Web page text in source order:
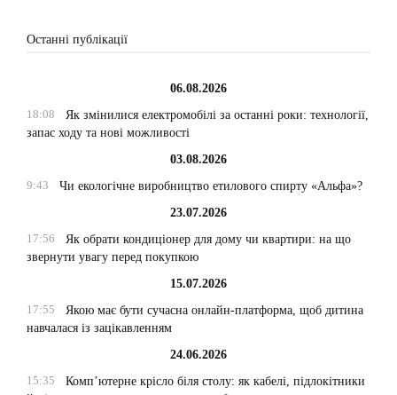
Останні публікації
06.08.2026
18:08
Як змінилися електромобілі за останні роки: технології,
запас ходу та нові можливості
03.08.2026
9:43
Чи екологічне виробництво етилового спирту «Альфа»?
23.07.2026
17:56
Як обрати кондиціонер для дому чи квартири: на що
звернути увагу перед покупкою
15.07.2026
17:55
Якою має бути сучасна онлайн-платформа, щоб дитина
навчалася із зацікавленням
24.06.2026
15:35
Комп’ютерне крісло біля столу: як кабелі, підлокітники